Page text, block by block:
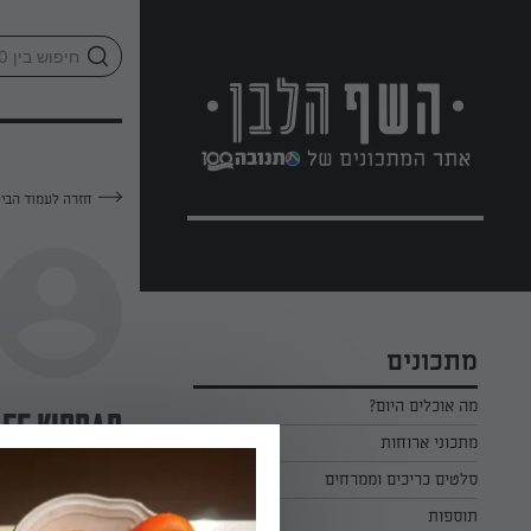
מתכונים
מה אוכלים היום?
מתכוני ארוחות
ארוחת בוקר
ארוחת צהריים
סלטים כריכים וממרחים
כל הסלטים כריכים וממרחים
תוספות
חזרה לעמוד
kibbar
—